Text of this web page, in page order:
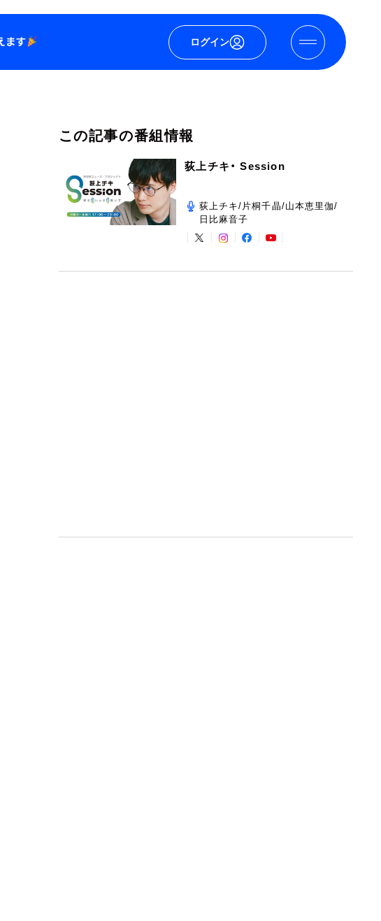
ログイン
この記事の番組情報
荻上チキ・ Session
荻上チキ/片桐千晶/山本恵里伽/
日比麻音子